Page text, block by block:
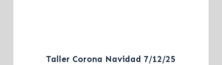
Taller Corona Navidad 7/12/25